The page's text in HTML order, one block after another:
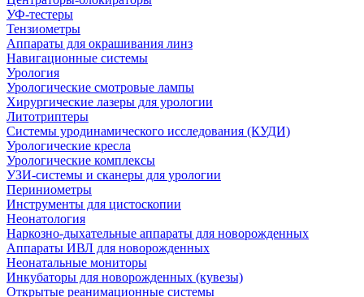
УФ-тестеры
Тензиометры
Аппараты для окрашивания линз
Навигационные системы
Урология
Урологические смотровые лампы
Хирургические лазеры для урологии
Литотриптеры
Системы уродинамического исследования (КУДИ)
Урологические кресла
Урологические комплексы
УЗИ-системы и сканеры для урологии
Периниометры
Инструменты для цистоскопии
Неонатология
Наркозно-дыхательные аппараты для новорожденных
Аппараты ИВЛ для новорожденных
Неонатальные мониторы
Инкубаторы для новорожденных (кувезы)
Открытые реанимационные системы